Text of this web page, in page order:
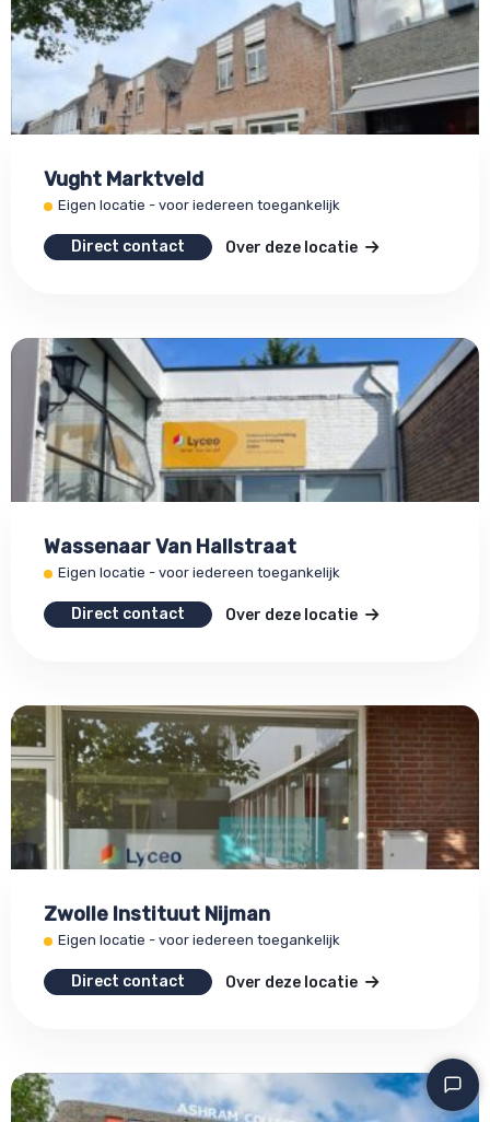
Vught Marktveld
Eigen locatie - voor iedereen toegankelijk
Direct contact Over deze locatie
Wassenaar Van Hallstraat
Eigen locatie - voor iedereen toegankelijk
Direct contact Over deze locatie
Zwolle Instituut Nijman
Eigen locatie - voor iedereen toegankelijk
Direct contact Over deze locatie